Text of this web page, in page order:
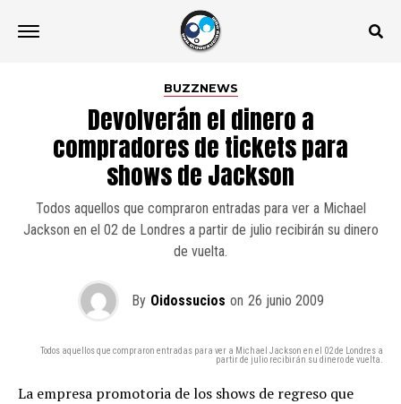
BUZZNEWS
Devolverán el dinero a
compradores de tickets para
shows de Jackson
Todos aquellos que compraron entradas para ver a Michael
Jackson en el 02 de Londres a partir de julio recibirán su dinero
de vuelta.
By Oidossucios on 26 junio 2009
Todos aquellos que compraron entradas para ver a Michael Jackson en el 02 de Londres a
partir de julio recibirán su dinero de vuelta.
La empresa promotoria de los shows de regreso que